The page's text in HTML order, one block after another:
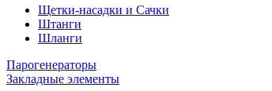
Щетки-насадки и Сачки
Штанги
Шланги
Парогенераторы
Закладные элементы